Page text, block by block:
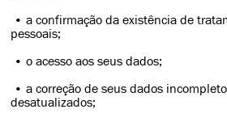
• a confirmação da existência de
pessoais;
• o acesso aos seus dados;
• a correção de seus dados
desatualizados;